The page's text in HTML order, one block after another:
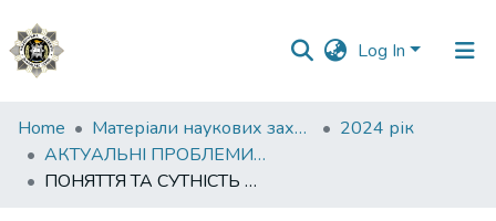
Log In
Communities
&
Collections
Home Матеріали наукових заходів
2024 рік
АКТУАЛЬНІ ПРОБЛЕМИ ОХОРОНИ І ЗАХИСТУ ПРАВ ТА СВОБОД ЛЮДИНИ І ГРОМАДЯНИНА В УМОВАХ ВОЄННОГО СТАНУ ТА ПІСЛЯВОЄННИЙ ПЕРІОД
ПОНЯТТЯ ТА СУТНІСТЬ НОРМАТИВНО-ПРАВОВОЇ СКЛАДОВОЇ МЕХАНІЗМУ ЗАБЕЗПЕЧЕННЯ ҐЕНДЕРНОЇ РІВНОСТІ В МІНІСТЕРСТВІ ВНУТРІШНІХ СПРАВ